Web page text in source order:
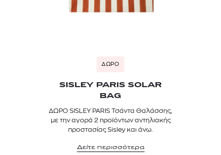
ΔΩΡΟ
SISLEY PARIS SOLAR
BAG
ΔΩΡΟ SISLEY PARIS Τσάντα Θαλάσσης,
με την αγορά 2 προϊόντων αντηλιακής
προστασίας Sisley και άνω.
Δείτε περισσότερα